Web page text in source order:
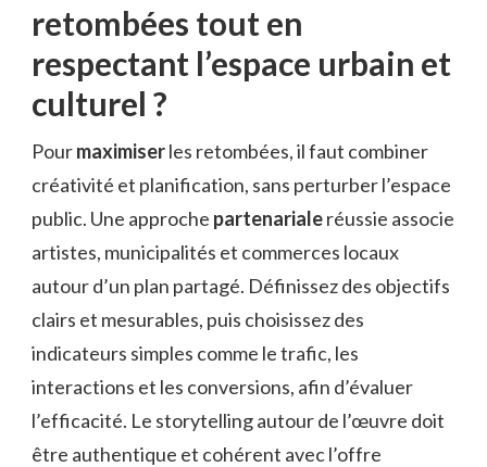
retombées tout en
respectant l’espace urbain et
culturel ?
Pourmaximiserles retombées, il faut combiner
créativité et planification, sans perturber l’espace
public. Une approche partenarialeréussie associe
artistes, municipalités et commerces locaux
autour d’un plan partagé. Définissez des objectifs
clairs et mesurables, puis choisissez des
indicateurs simples comme le trafic, les
interactions et les conversions, afin d’évaluer
l’efficacité. Le storytelling autour de l’œuvre doit
être authentique et cohérent avec l’offre